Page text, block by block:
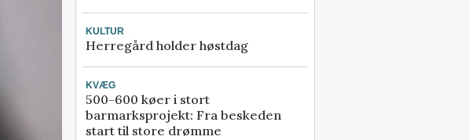
KULTUR
Herregård holder høstdag
KVÆG
500-600 køer i stort
barmarksprojekt: Fra beskeden
start til store drømme